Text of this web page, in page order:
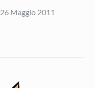
Posted
26 Maggio 2011